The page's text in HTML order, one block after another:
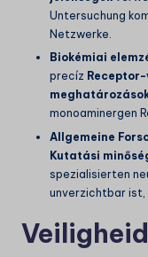
Untersuchung
Netzwerke.
Biokémiai
precíz
monoaminergen
Allgemeine
Kutatási
spezialisierten
unverzichtbar ist,